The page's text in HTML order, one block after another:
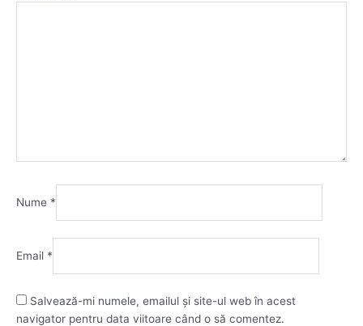
Nume *
Email *
Salvează-mi numele, emailul și site-ul web în acest
navigator pentru data viitoare când o să comentez.